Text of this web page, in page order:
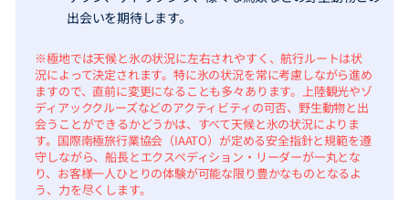
出会いを期待します。
※極地では天候と氷の状況に左右されやすく、航行ルートは状
況によって決定されます。特に氷の状況を常に考慮しながら進め
ますので、直前に変更になることも多々あります。上陸観光やゾ
ディアッククルーズなどのアクティビティの可否、野生動物と出
会うことができるかどうかは、すべて天候と氷の状況によりま
す。国際南極旅行業協会（IAATO）が定める安全指針と規範を遵
守しながら、船長とエクスペディション・リーダーが一丸とな
り、お客様一人ひとりの体験が可能な限り豊かなものとなるよ
う、力を尽くします。